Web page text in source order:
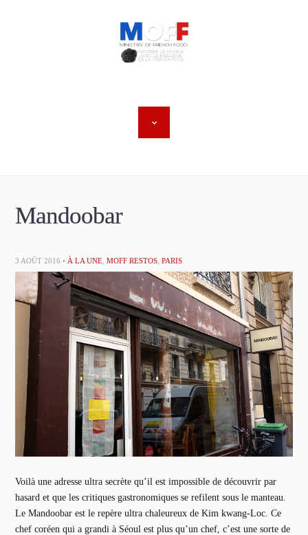
Mandoobar
3 AOÛT 2016 • À LA UNE ,MOFF RESTOS ,PARIS
Voilà une adresse ultra secrète qu’il est impossible de découvrir par
hasard et que les critiques gastronomiques se refilent sous le manteau.
Le Mandoobar est le repère ultra chaleureux de Kim kwang-Loc. Ce
chef coréen qui a grandi à Séoul est plus qu’un chef, c’est une sorte de